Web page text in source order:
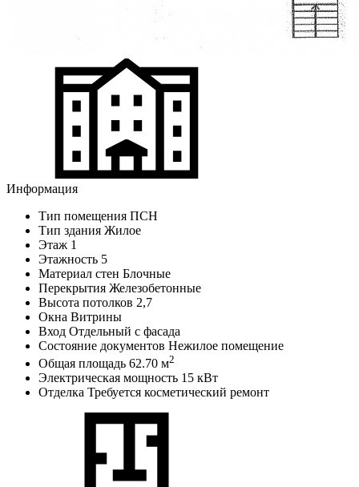
Информация
Тип помещения ПСН
Тип здания Жилое
Этаж 1
Этажность 5
Материал стен Блочные
Перекрытия Железобетонные
Высота потолков 2,7
Окна Витрины
Вход Отдельный с фасада
Состояние документов Нежилое помещение
Общая площадь 62.70 м2
Электрическая мощность 15 кВт
Отделка Требуется косметический ремонт